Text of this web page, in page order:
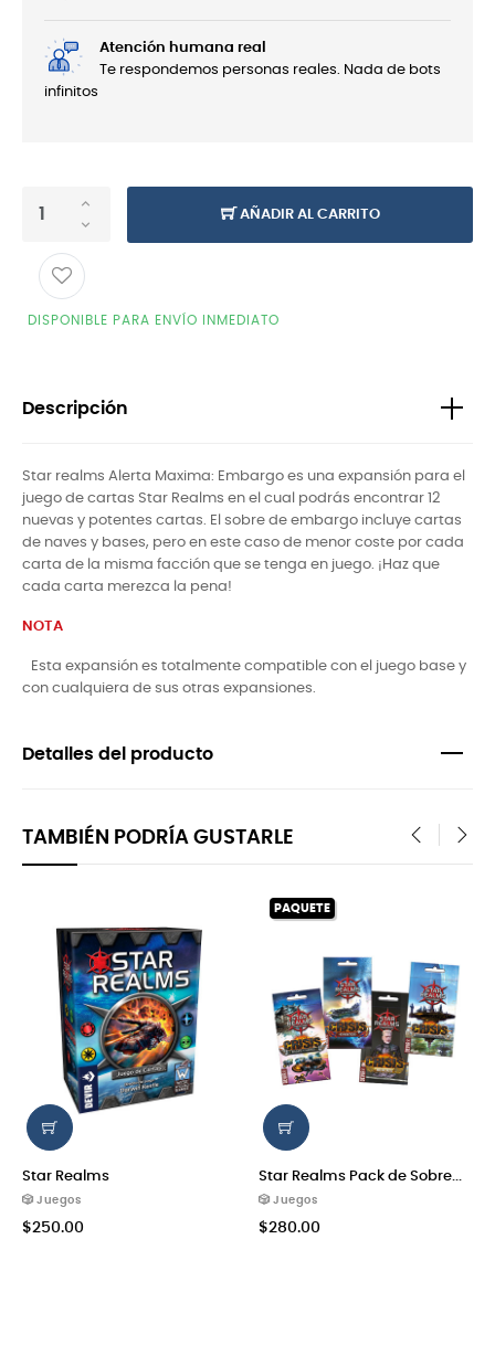
Atención humana real
Te respondemos personas reales. Nada de bots
infinitos
AÑADIR AL CARRITO
DISPONIBLE PARA ENVÍO INMEDIATO
Descripción
Star realms Alerta Maxima: Embargo es una expansión para el
juego de cartas Star Realms en el cual podrás encontrar 12
nuevas y potentes cartas. El sobre de embargo incluye cartas
de naves y bases, pero en este caso de menor coste por cada
carta de la misma facción que se tenga en juego. ¡Haz que
cada carta merezca la pena!
NOTA
Esta expansión es totalmente compatible con el juego base y
con cualquiera de sus otras expansiones.
Detalles del producto
TAMBIÉN PODRÍA GUSTARLE
Star Realms
🎲 Juegos
$250.00
PAQUETE
Star Realms Pack de Sobre...
🎲 Juegos
$280.00